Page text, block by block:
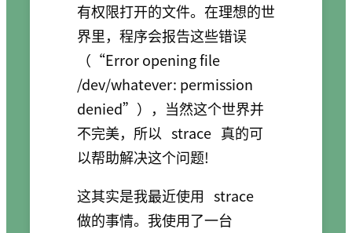
有权限打开的文件。在理想的世
界里，程序会报告这些错误
（“Error opening file
/dev/whatever: permission
denied”），当然这个世界并
不完美，所以 strace 真的可
以帮助解决这个问题!
这其实是我最近使用 strace
做的事情。我使用了一台